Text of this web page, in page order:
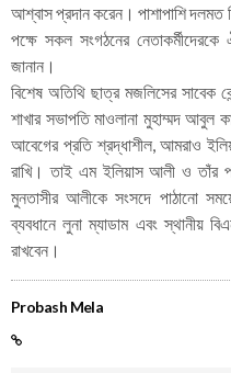
আশ্বাস প্রদান করেন। পাশাপাশি দলমত
পক্ষে সকল সংগঠনের
জানান।
বিশেষ অতিথি ছাত্র মজলিসের সাবেক
শাখার সভাপতি মাওলানা মুহাম্মদ আবুল
আবেগের প্রতি শ্রদ্ধাশীল, আমরাও
রাখি। তাই এম ইলিয়াস আলী ও তাঁর
মুনতাসীর আলীকে সংসদে পাঠানো
ব্যবধানে লুনা ম্যাডাম এবং স্থানীয়
রাখবেন।
Probash Mela